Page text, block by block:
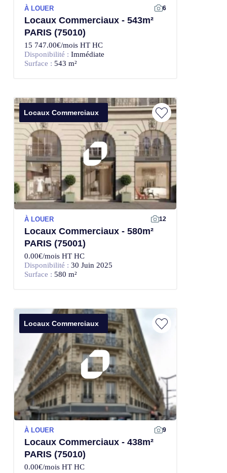
À LOUER 6
Locaux Commerciaux - 543m²
PARIS (75010)
15 747.00€/mois HT HC
Disponibilité : Immédiate
Surface : 543 m²
Locaux Commerciaux
À LOUER 12
Locaux Commerciaux - 580m²
PARIS (75001)
0.00€/mois HT HC
Disponibilité : 30 Juin 2025
Surface : 580 m²
Locaux Commerciaux
À LOUER 9
Locaux Commerciaux - 438m²
PARIS (75010)
0.00€/mois HT HC